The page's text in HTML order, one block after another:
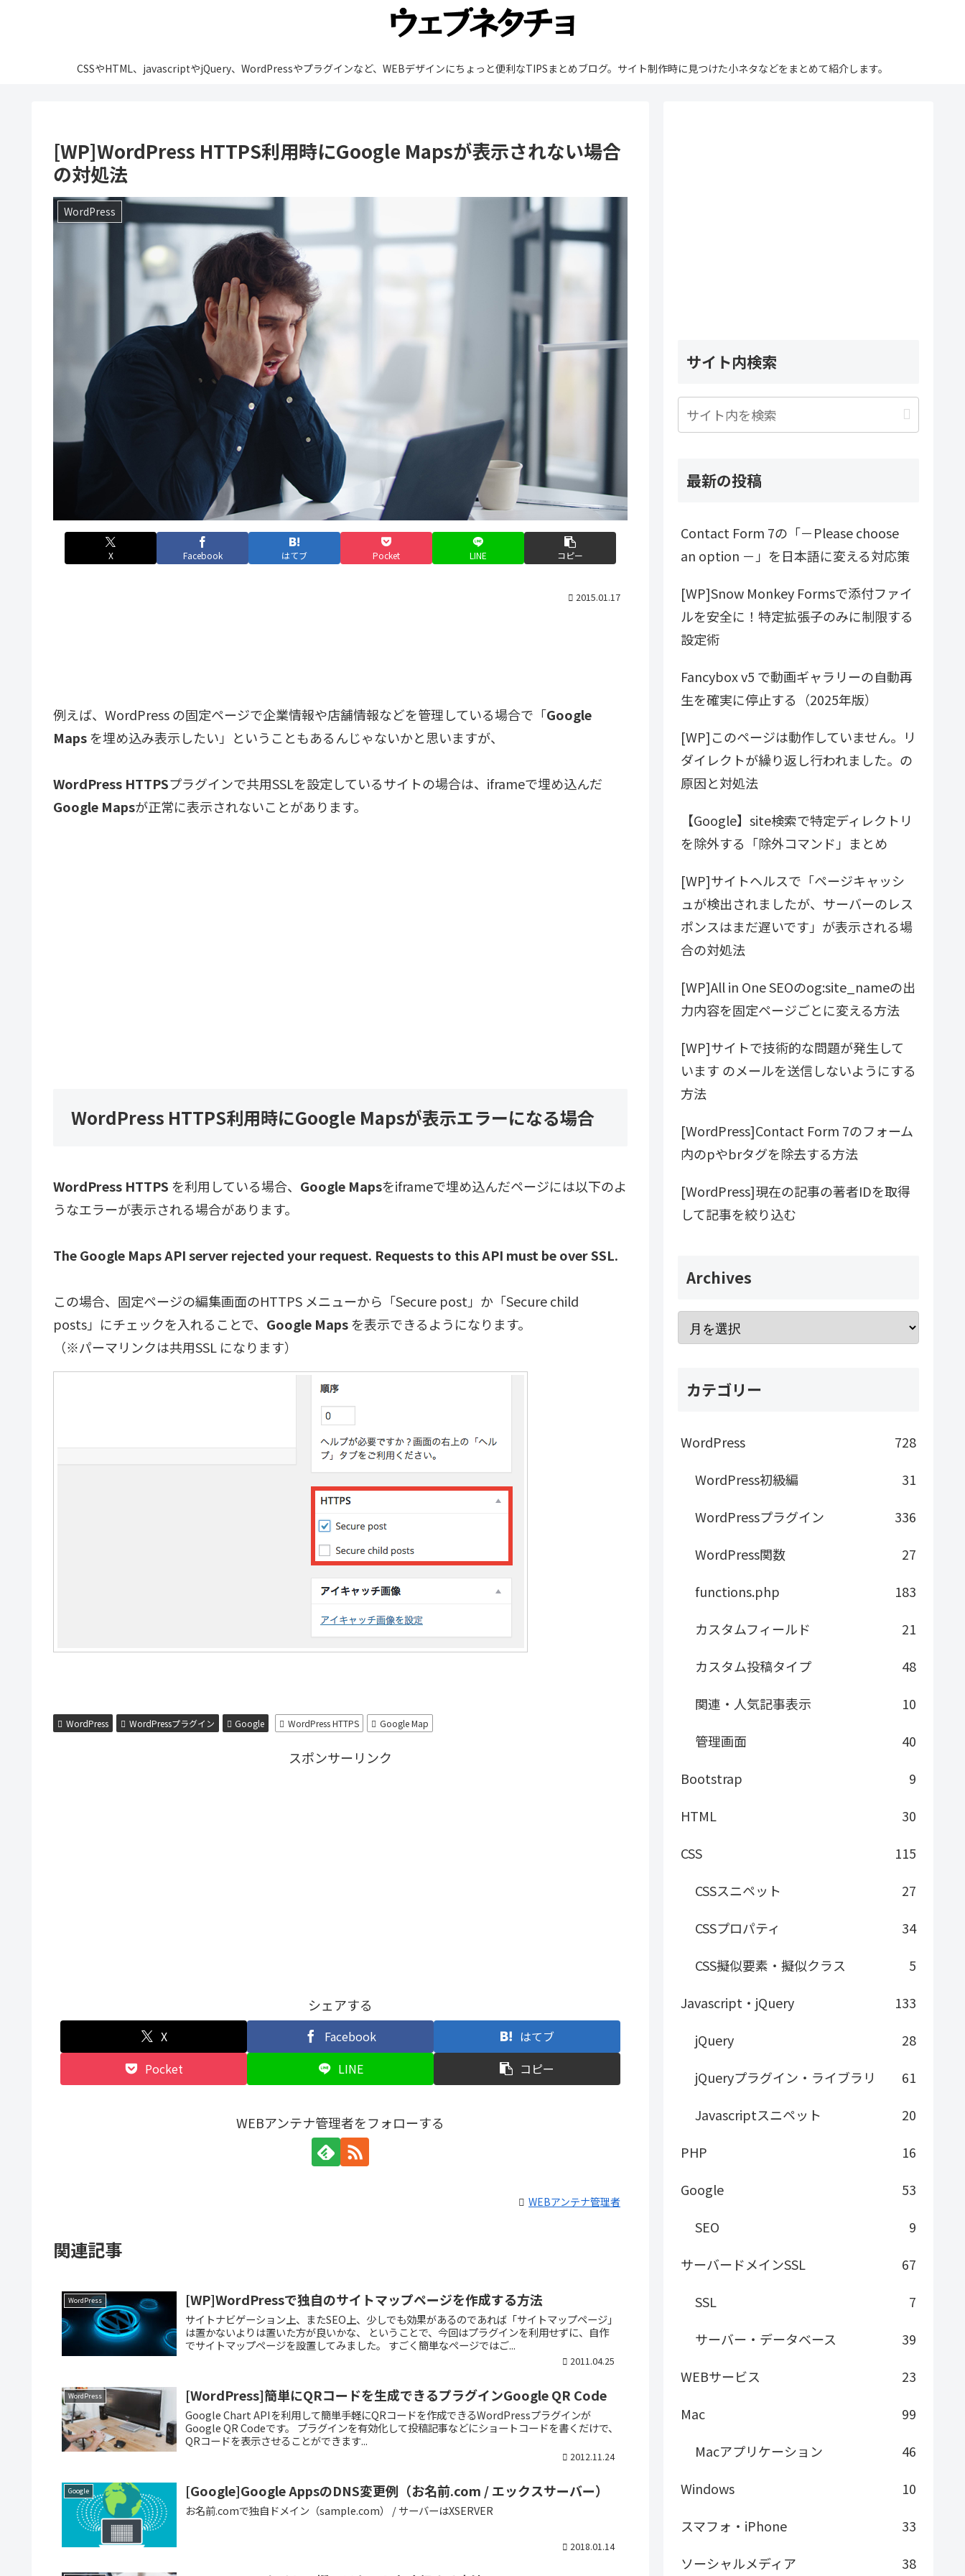
CSSやHTML、javascriptやjQuery、WordPressやプラグインなど、WEBデザインにちょっと便利なTIPSまとめブログ。サイト制作時に見つけた小ネタなどをまとめて紹介します。
[WP]WordPress HTTPS利用時にGoogle Mapsが表示されない場合
の対処法
WordPress
X Facebook はてブ Pocket LINE コピー
2015.01.17
例えば、WordPress の固定ページで企業情報や店舗情報などを管理している場合で「Google
Mapsを埋め込み表示したい」ということもあるんじゃないかと思いますが、
WordPress HTTPSプラグインで共用SSLを設定しているサイトの場合は、iframeで埋め込んだ
Google Mapsが正常に表示されないことがあります。
WordPress HTTPS利用時にGoogle Mapsが表示エラーになる場合
WordPress HTTPS を利用している場合、 Google Mapsをiframeで埋め込んだページには以下のよ
うなエラーが表示される場合があります。
The Google Maps API server rejected your request. Requests to this API must be over SSL.
この場合、固定ページの編集画面のHTTPS メニューから「Secure post」か「Secure child
posts」にチェックを入れることで、 Google Mapsを表示できるようになります。
（※パーマリンクは共用SSL になります）
WordPress WordPressプラグイン Google WordPress HTTPS Google Map
スポンサーリンク
シェアする
X Facebook
はてブ
Pocket
LINE コピー
WEBアンテナ管理者をフォローする
WEBアンテナ管理者
関連記事
WordPress [WP]WordPressで独自のサイトマップページを作成する方法
サイトナビゲーション上、またSEO上、少しでも効果があるのであれば「サイトマップページ」
は置かないよりは置いた方が良いかな、 ということで、今回はプラグインを利用せずに、自作
でサイトマップページを設置してみました。 すごく簡単なページではご...
2011.04.25
WordPress [WordPress]簡単にQRコードを生成できるプラグインGoogle QR Code
Google Chart APIを利用して簡単手軽にQRコードを作成できるWordPressプラグインが
Google QR Codeです。 プラグインを有効化して投稿記事などにショートコードを書くだけで、
QRコードを表示させることができます...
2012.11.24
Google [Google]Google AppsのDNS変更例（お名前.com / エックスサーバー）
お名前.comで独自ドメイン（sample.com） / サーバーはXSERVER
2018.01.14
サイト内検索
最新の投稿
Contact Form 7の「－Please choose
an option －」を日本語に変える対応策
[WP]Snow Monkey Formsで添付ファイ
ルを安全に！特定拡張子のみに制限する
設定術
Fancybox v5 で動画ギャラリーの自動再
生を確実に停止する（2025年版）
[WP]このページは動作していません。リ
ダイレクトが繰り返し行われました。の
原因と対処法
【Google】site検索で特定ディレクトリ
を除外する「除外コマンド」まとめ
[WP]サイトヘルスで「ページキャッシ
ュが検出されましたが、サーバーのレス
ポンスはまだ遅いです」が表示される場
合の対処法
[WP]All in One SEOのog:site_nameの出
力内容を固定ページごとに変える方法
[WP]サイトで技術的な問題が発生して
います のメールを送信しないようにする
方法
[WordPress]Contact Form 7のフォーム
内のpやbrタグを除去する方法
[WordPress]現在の記事の著者IDを取得
して記事を絞り込む
Archives
カテゴリー
WordPress
728
WordPress初級編
31
WordPressプラグイン
336
WordPress関数
27
functions.php
183
カスタムフィールド
21
カスタム投稿タイプ
48
関連・人気記事表示
10
管理画面
40
Bootstrap
9
HTML
30
CSS
115
CSSスニペット
27
CSSプロパティ
34
CSS擬似要素・擬似クラス
5
Javascript・jQuery
133
jQuery
28
jQueryプラグイン・ライブラリ
61
Javascriptスニペット
20
PHP
16
Google
53
SEO
9
サーバードメインSSL
67
SSL
7
サーバー・データベース
39
WEBサービス
23
Mac
99
Macアプリケーション
46
Windows
10
スマフォ・iPhone
33
ソーシャルメディア
38